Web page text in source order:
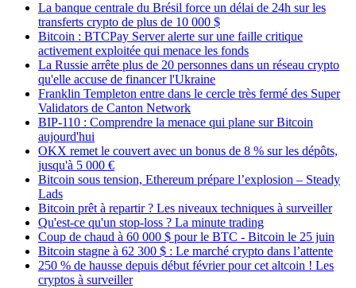
La banque centrale du Brésil force un délai de 24h sur les
transferts crypto de plus de 10 000 $
Bitcoin : BTCPay Server alerte sur une faille critique
activement exploitée qui menace les fonds
La Russie arrête plus de 20 personnes dans un réseau crypto
qu'elle accuse de financer l'Ukraine
Franklin Templeton entre dans le cercle très fermé des Super
Validators de Canton Network
BIP-110 : Comprendre la menace qui plane sur Bitcoin
aujourd'hui
OKX remet le couvert avec un bonus de 8 % sur les dépôts,
jusqu'à 5 000 €
Bitcoin sous tension, Ethereum prépare l’explosion – Steady
Lads
Bitcoin prêt à repartir ? Les niveaux techniques à surveiller
Qu'est-ce qu'un stop-loss ? La minute trading
Coup de chaud à 60 000 $ pour le BTC - Bitcoin le 25 juin
Bitcoin stagne à 62 300 $ : Le marché crypto dans l’attente
250 % de hausse depuis début février pour cet altcoin ! Les
cryptos à surveiller